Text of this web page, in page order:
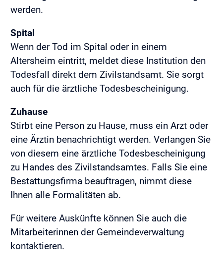
werden.
Spital
Wenn der Tod im Spital oder in einem
Altersheim eintritt, meldet diese Institution den
Todesfall direkt dem Zivilstandsamt. Sie sorgt
auch für die ärztliche Todesbescheinigung.
Zuhause
Stirbt eine Person zu Hause, muss ein Arzt oder
eine Ärztin benachrichtigt werden. Verlangen Sie
von diesem eine ärztliche Todesbescheinigung
zu Handes des Zivilstandsamtes. Falls Sie eine
Bestattungsfirma beauftragen, nimmt diese
Ihnen alle Formalitäten ab.
Für weitere Auskünfte können Sie auch die
Mitarbeiterinnen der Gemeindeverwaltung
kontaktieren.